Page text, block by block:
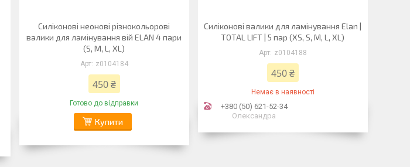
Силіконові неонові різнокольорові
валики для ламінування вій ELAN 4 пари
(S, M, L, XL)
z0104184
450 ₴
Готово до відправки
Купити
Силіконові валики для ламінування Elan |
TOTAL LIFT | 5 пар (XS, S, M, L, XL)
z0104188
450 ₴
Немає в наявності
+380 (50) 621-52-34
Олександра